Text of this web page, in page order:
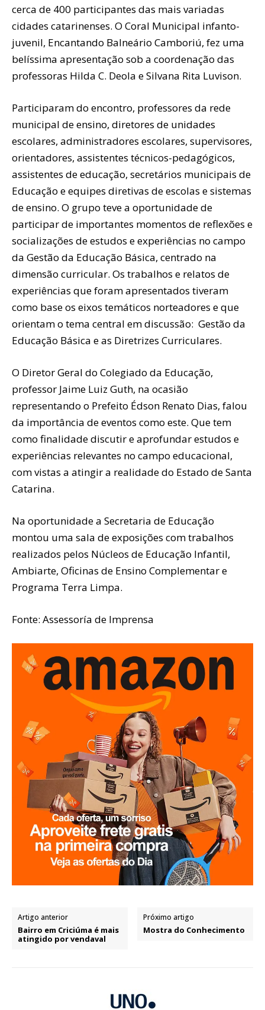
cerca de 400 participantes das mais variadas
cidades catarinenses. O Coral Municipal infanto-
juvenil, Encantando Balneário Camboriú, fez uma
belíssima apresentação sob a coordenação das
professoras Hilda C. Deola e Silvana Rita Luvison.
Participaram do encontro, professores da rede
municipal de ensino, diretores de unidades
escolares, administradores escolares, supervisores,
orientadores, assistentes técnicos-pedagógicos,
assistentes de educação, secretários municipais de
Educação e equipes diretivas de escolas e sistemas
de ensino. O grupo teve a oportunidade de
participar de importantes momentos de reflexões e
socializações de estudos e experiências no campo
da Gestão da Educação Básica, centrado na
dimensão curricular. Os trabalhos e relatos de
experiências que foram apresentados tiveram
como base os eixos temáticos norteadores e que
orientam o tema central em discussão: Gestão da
Educação Básica e as Diretrizes Curriculares.
O Diretor Geral do Colegiado da Educação,
professor Jaime Luiz Guth, na ocasião
representando o Prefeito Édson Renato Dias, falou
da importância de eventos como este. Que tem
como finalidade discutir e aprofundar estudos e
experiências relevantes no campo educacional,
com vistas a atingir a realidade do Estado de Santa
Catarina.
Na oportunidade a Secretaria de Educação
montou uma sala de exposições com trabalhos
realizados pelos Núcleos de Educação Infantil,
Ambiarte, Oficinas de Ensino Complementar e
Programa Terra Limpa.
Fonte: Assessoría de Imprensa
Artigo anterior
Bairro em Criciúma é mais
atingido por vendaval
Próximo artigo
Mostra do Conhecimento